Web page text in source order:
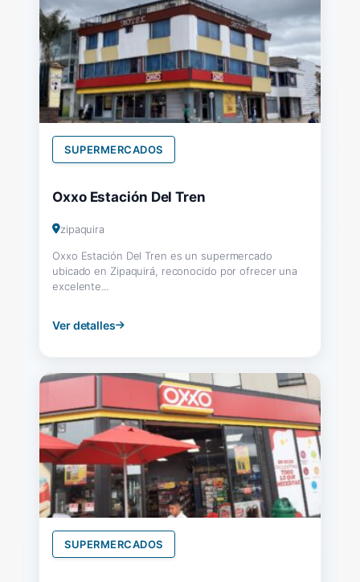
SUPERMERCADOS
Oxxo Estación Del Tren
zipaquira
Oxxo Estación Del Tren es un supermercado
ubicado en Zipaquirá, reconocido por ofrecer una
excelente...
Ver detalles
SUPERMERCADOS